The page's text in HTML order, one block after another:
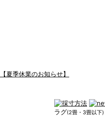
【夏季休業のお知らせ】
ラグ(2畳・3畳以下)